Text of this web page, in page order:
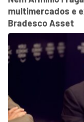
multimercados e
Bradesco Asset